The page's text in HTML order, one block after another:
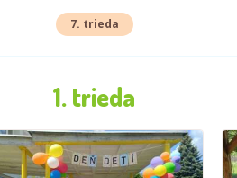
7. trieda
1. trieda